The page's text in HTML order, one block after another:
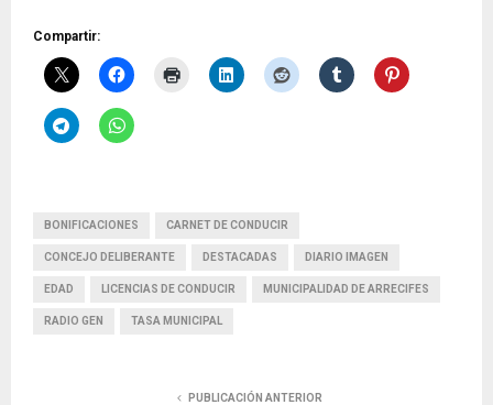
Compartir:
BONIFICACIONES CARNET DE CONDUCIR
CONCEJO DELIBERANTE DESTACADAS DIARIO IMAGEN
EDAD LICENCIAS DE CONDUCIR MUNICIPALIDAD DE ARRECIFES
RADIO GEN TASA MUNICIPAL
PUBLICACIÓN ANTERIOR